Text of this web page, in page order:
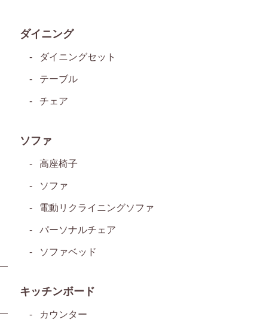
ダイニング
ダイニングセット
テーブル
チェア
ソファ
高座椅子
ソファ
電動リクライニングソファ
パーソナルチェア
ソファベッド
キッチンボード
カウンター